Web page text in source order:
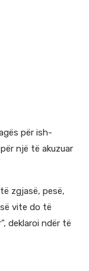
për ish-
një të akuzuar
zgjasë, pesë,
vite do të
deklaroi ndër të